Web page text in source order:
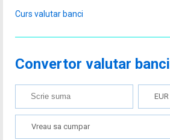
Curs valutar banci
Convertor valutar banci
EUR
Vreau sa cumpar